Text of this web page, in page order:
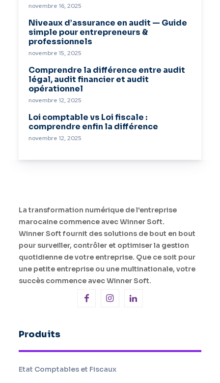
novembre 16, 2025
Niveaux d’assurance en audit — Guide
simple pour entrepreneurs &
professionnels
novembre 15, 2025
Comprendre la différence entre audit
légal, audit financier et audit
opérationnel
novembre 12, 2025
Loi comptable vs Loi fiscale :
comprendre enfin la différence
novembre 12, 2025
La transformation numérique de l'entreprise
marocaine commence avec Winner Soft.
Winner Soft fournit des solutions de bout en bout
pour surveiller, contrôler et optimiser la gestion
quotidienne de votre entreprise. Que ce soit pour
une petite entreprise ou une multinationale, votre
succès commence avec Winner Soft.
Produits
Etat Comptables et Fiscaux